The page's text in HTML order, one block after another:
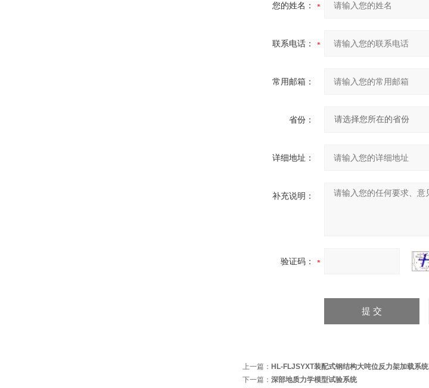
您的姓名：
联系电话：
常用邮箱：
省份：
详细地址：
补充说明：
验证码：
上一篇： HL-FLJSYXT装配式钢结构大吨位反力架加载系统
下一篇： 深部地质力学模型试验系统